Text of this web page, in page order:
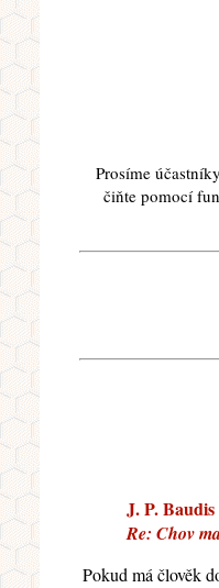
Prosíme
čiňte pomocí
J. P.
Re: Chov
Pokud má člověk